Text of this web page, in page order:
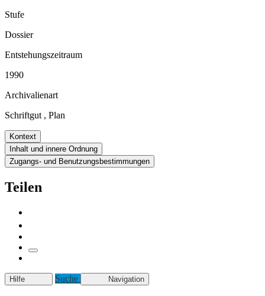
Stufe
Dossier
Entstehungszeitraum
1990
Archivalienart
Schriftgut , Plan
Kontext
Inhalt und innere Ordnung
Zugangs- und Benutzungsbestimmungen
Teilen
Hilfe Suche Navigation